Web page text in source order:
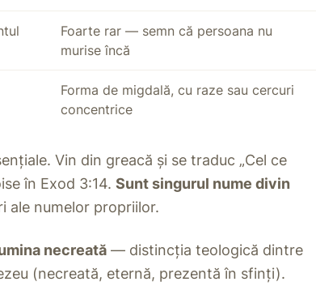
Foarte rar — semn că persoana nu
murise încă
Forma de migdală, cu raze sau cercuri
concentrice
Vin din greacă și se traduc „Cel ce
în Exod 3:14. Sunt singurul nume divin
ale numelor propriilor.
necreată — distincția teologică dintre
(necreată, eternă, prezentă în sfinți).